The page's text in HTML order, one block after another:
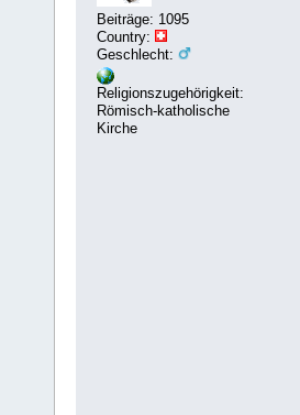
Beiträge: 1095
Country:
Geschlecht:
Religionszugehörigkeit:
Römisch-katholische
Kirche